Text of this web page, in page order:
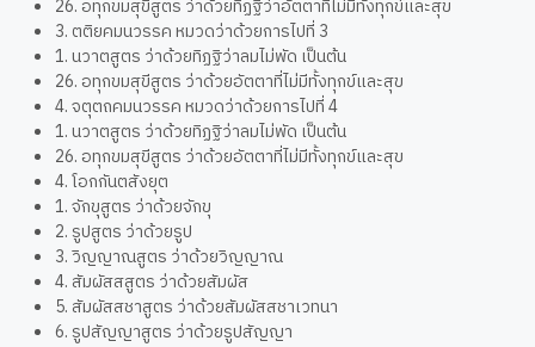
26. อทุกขมสุขีสูตร ว่าด้วยทิฏฐิว่าอัตตาที่ไม่มีทั้งทุกข์และสุข
3. ตติยคมนวรรค หมวดว่าด้วยการไปที่ 3
1. นวาตสูตร ว่าด้วยทิฏฐิว่าลมไม่พัด เป็นต้น
26. อทุกขมสุขีสูตร ว่าด้วยอัตตาที่ไม่มีทั้งทุกข์และสุข
4. จตุตถคมนวรรค หมวดว่าด้วยการไปที่ 4
1. นวาตสูตร ว่าด้วยทิฏฐิว่าลมไม่พัด เป็นต้น
26. อทุกขมสุขีสูตร ว่าด้วยอัตตาที่ไม่มีทั้งทุกข์และสุข
4. โอกกันตสังยุต
1. จักขุสูตร ว่าด้วยจักขุ
2. รูปสูตร ว่าด้วยรูป
3. วิญญาณสูตร ว่าด้วยวิญญาณ
4. สัมผัสสสูตร ว่าด้วยสัมผัส
5. สัมผัสสชาสูตร ว่าด้วยสัมผัสสชาเวทนา
6. รูปสัญญาสูตร ว่าด้วยรูปสัญญา